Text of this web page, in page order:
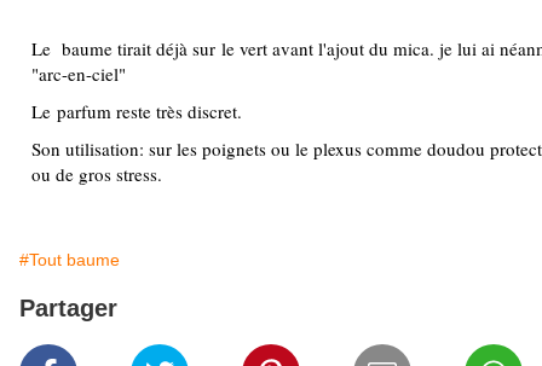
Le baume tirait déjà sur le vert avant l'ajout du mica. je lui ai
"arc-en-ciel"
Le parfum reste très discret.
Son utilisation: sur les poignets ou le plexus comme doudou
ou de gros stress.
#Tout baume
Partager